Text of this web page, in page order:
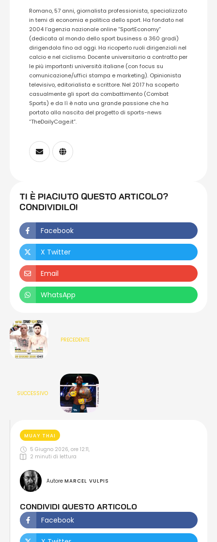
Romano, 57 anni, giornalista professionista, specializzato
in temi di economia e politica dello sport. Ha fondato nel
2004 l’agenzia nazionale online “SportEconomy”
(dedicata al mondo dello sport business a 360 gradi)
dirigendola fino ad oggi. Ha ricoperto ruoli dirigenziali nel
calcio e nel ciclismo. Docente universitario a contratto per
le più importanti università italiane (con focus su
comunicazione/uffici stampa e marketing). Opinionista
televisivo, editorialista e scrittore. Nel 2017 ha scoperto
casualmente gli sport da combattimento (Combat
Sports) e da lì è nata una grande passione che ha
portato alla nascita del progetto di sports-news
“TheDailyCage.it”.
TI È PIACIUTO QUESTO ARTICOLO?
CONDIVIDILO!
Facebook
X Twitter
Email
WhatsApp
PRECEDENTE
SUCCESSIVO
MUAY THAI
5 Giugno 2026, ore 12:11,
2 minuti di lettura
Autore MARCEL VULPIS
CONDIVIDI QUESTO ARTICOLO
Facebook